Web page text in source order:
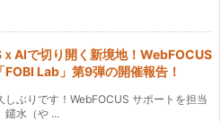
AIで切り開く新境地！WebFOCUS
FOBI Lab」第9弾の開催報告！
しぶりです！WebFOCUS サポートを担当
鑓水（や ...